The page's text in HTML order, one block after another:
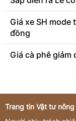
Giá xe SH
đồng
Giá cà phê
Trang tin Vật tư